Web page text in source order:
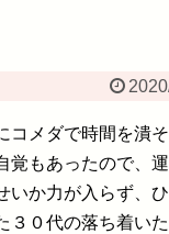
コメダで時間を潰
覚もあったので、
か力が入らず、
３０代の落ち着い